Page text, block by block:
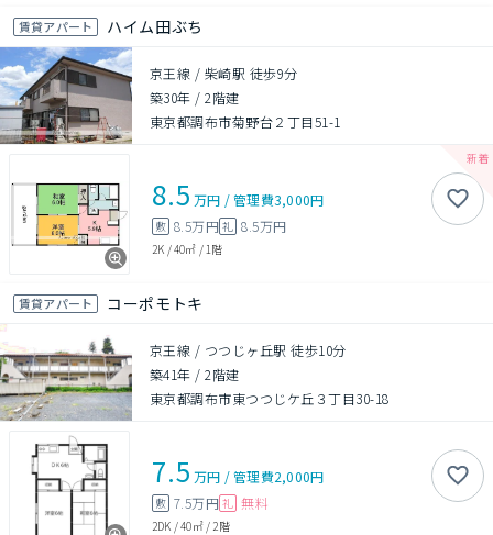
賃貸アパート ハイム田ぶち
京王線 / 柴崎駅 徒歩9分
築30年 /2階建
東京都調布市菊野台２丁目51-1
8.5 万円 /管理費3,000円
敷 8.5万円礼 8.5万円
2K /40㎡ / 1階
賃貸アパート コーポモトキ
京王線 / つつじヶ丘駅 徒歩10分
築41年 /2階建
東京都調布市東つつじケ丘３丁目30-18
7.5 万円 /管理費2,000円
敷 7.5万円 礼 無料
2DK /40㎡/ 2階